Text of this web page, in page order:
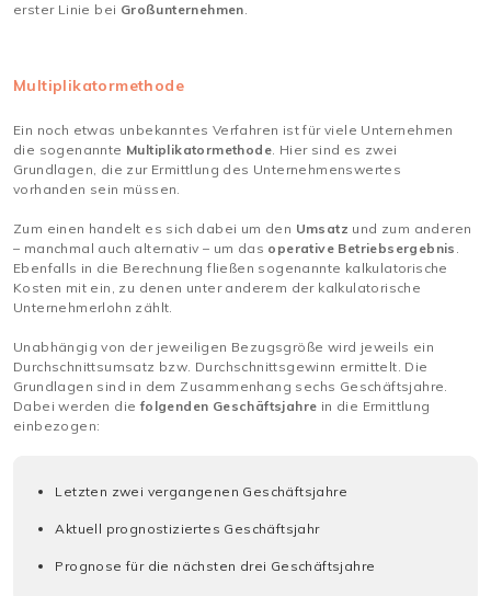
erster Linie bei Großunternehmen.
Multiplikatormethode
Ein noch etwas unbekanntes Verfahren ist für viele Unternehmen
die sogenannte Multiplikatormethode. Hier sind es zwei
Grundlagen, die zur Ermittlung des Unternehmenswertes
vorhanden sein müssen.
Zum einen handelt es sich dabei um den Umsatz und zum anderen
– manchmal auch alternativ – um das operative Betriebsergebnis .
Ebenfalls in die Berechnung fließen sogenannte kalkulatorische
Kosten mit ein, zu denen unter anderem der kalkulatorische
Unternehmerlohn zählt.
Unabhängig von der jeweiligen Bezugsgröße wird jeweils ein
Durchschnittsumsatz bzw. Durchschnittsgewinn ermittelt. Die
Grundlagen sind in dem Zusammenhang sechs Geschäftsjahre.
Dabei werden die folgenden Geschäftsjahre in die Ermittlung
einbezogen:
Letzten zwei vergangenen Geschäftsjahre
Aktuell prognostiziertes Geschäftsjahr
Prognose für die nächsten drei Geschäftsjahre